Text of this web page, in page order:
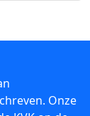
Onze